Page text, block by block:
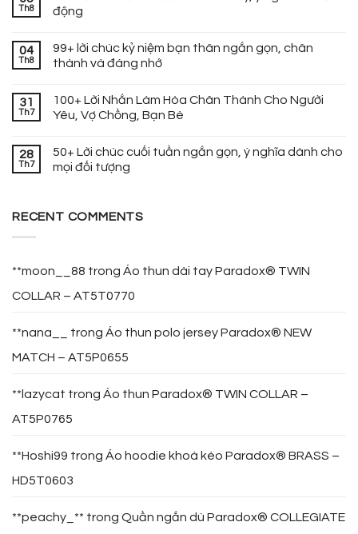
Th8
động
04
Th8
99+ lời chúc kỷ niệm bạn thân ngắn gọn, chân
thành và đáng nhớ
31
Th7
100+ Lời Nhắn Làm Hòa Chân Thành Cho Người
Yêu, Vợ Chồng, Bạn Bè
28
Th7
50+ Lời chúc cuối tuần ngắn gọn, ý nghĩa dành cho
mọi đối tượng
RECENT COMMENTS
**moon__88 trong Áo thun dài tay Paradox® TWIN
COLLAR – AT5T0770
**nana__ trong Áo thun polo jersey Paradox® NEW
MATCH – AT5P0655
**lazycat trong Áo thun Paradox® TWIN COLLAR –
AT5P0765
**Hoshi99 trong Áo hoodie khoá kéo Paradox® BRASS –
HD5T0603
**peachy_** trong Quần ngắn dù Paradox® COLLEGIATE